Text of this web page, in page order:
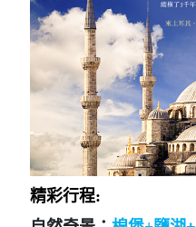
精彩行程: